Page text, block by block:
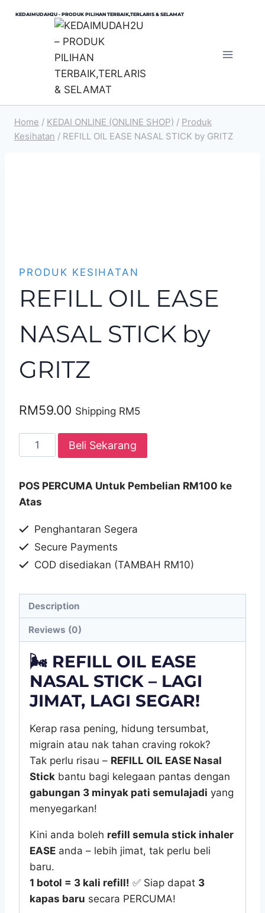
KEDAIMUDAH2U - PRODUK PILIHAN TERBAIK,TERLARIS & SELAMAT
Home / KEDAI ONLINE (ONLINE SHOP) / Produk
Kesihatan / REFILL OIL EASE NASAL STICK by GRITZ
PRODUK KESIHATAN
REFILL OIL EASE
NASAL STICK by
GRITZ
RM59.00 Shipping RM5
REFILL
OIL
NASAL
STICK
GRITZ
quantity
Beli Sekarang
POS PERCUMA Untuk Pembelian RM100 ke
Atas
Penghantaran Segera
Secure Payments
COD disediakan (TAMBAH RM10)
Description
Reviews (0)
🌬️ REFILL OIL EASE
NASAL STICK – LAGI
JIMAT, LAGI SEGAR!
Kerap rasa pening, hidung tersumbat,
migrain atau nak tahan craving rokok?
Tak perlu risau – REFILL OIL EASE Nasal
Stick bantu bagi kelegaan pantas dengan
gabungan 3 minyak pati semulajadi yang
menyegarkan!
Kini anda boleh refill semula stick inhaler
EASE anda – lebih jimat, tak perlu beli
baru.
1 botol = 3 kali refill! ✅ Siap dapat 3
kapas baru secara PERCUMA!